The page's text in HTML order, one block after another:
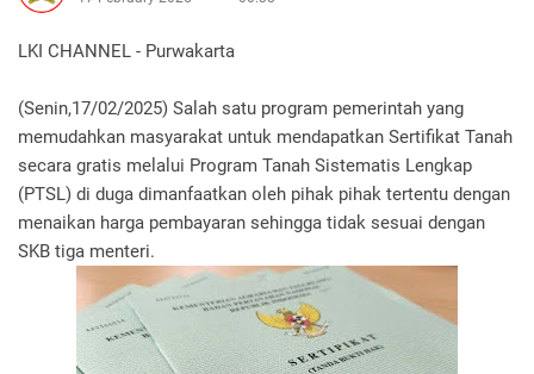
LKI CHANNEL - Purwakarta
(Senin,17/02/2025) Salah satu program pemerintah yang
memudahkan masyarakat untuk mendapatkan Sertifikat Tanah
secara gratis melalui Program Tanah Sistematis Lengkap
(PTSL) di duga dimanfaatkan oleh pihak pihak tertentu dengan
menaikan harga pembayaran sehingga tidak sesuai dengan
SKB tiga menteri.